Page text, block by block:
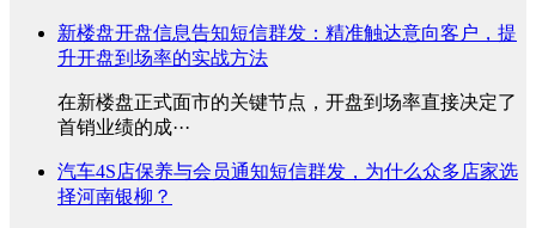
新楼盘开盘信息告知短信群发：精准触达意向客户，提
升开盘到场率的实战方法
在新楼盘正式面市的关键节点，开盘到场率直接决定了
首销业绩的成···
汽车4S店保养与会员通知短信群发，为什么众多店家选
择河南银柳？